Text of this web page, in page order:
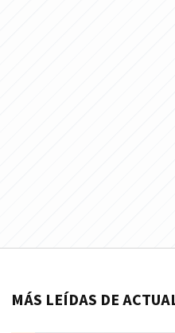
MÁS LEÍDAS DE